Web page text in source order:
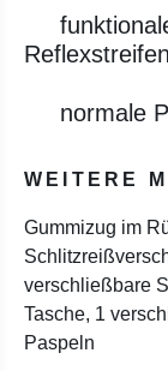
Reflexstreifen
normale
WEITERE
Gummizug im
verschließbare
Tasche, 1
Paspeln